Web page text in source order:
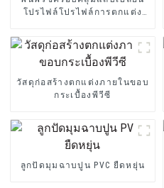
โปรไฟล์โปรไฟล์การตกแต่ง
วัสดุก่อสร้างตกแต่งภายในขอบ
กระเบื้องพีวีซี
ลูกปัดมุมฉาบปูน PVC ยืดหยุ่น